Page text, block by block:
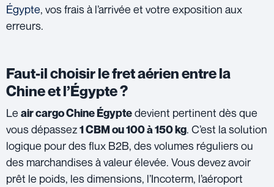
Égypte, vos frais à l’arrivée et votre exposition aux
erreurs.
Faut-il choisir le fret aérien entre la
Chine et l’Égypte ?
Le air cargo Chine Égyptedevient pertinent dès que
vous dépassez1 CBM ou 100 à 150 kg. C’est la solution
logique pour des flux B2B, des volumes réguliers ou
des marchandises à valeur élevée. Vous devez avoir
prêt le poids, les dimensions, l’Incoterm, l’aéroport